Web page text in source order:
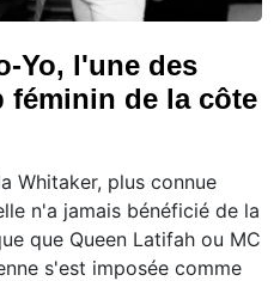
Yo, l'une des
féminin de la côte
Whitaker, plus connue
n'a jamais bénéficié de la
que Queen Latifah ou MC
s'est imposée comme